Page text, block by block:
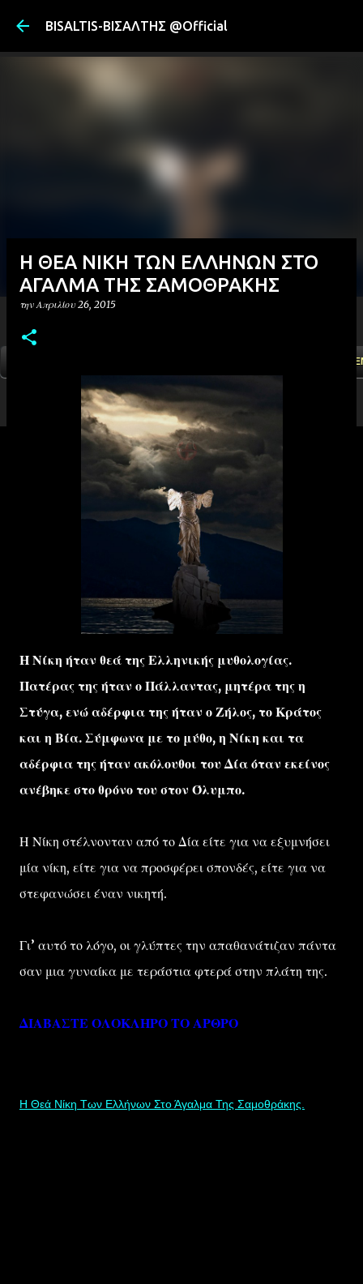
BISALTIS-ΒΙΣΑΛΤΗΣ @Official
Η ΘΕΑ ΝΙΚΗ ΤΩΝ ΕΛΛΗΝΩΝ ΣΤΟ
ΑΓΑΛΜΑ ΤΗΣ ΣΑΜΟΘΡΑΚΗΣ
τηνΑπριλίου 26, 2015
Η Νίκη ήταν θεά της Ελληνικής μυθολογίας.
Πατέρας της ήταν ο Πάλλαντας, μητέρα της η
Στύγα, ενώ αδέρφια της ήταν ο Ζήλος, το Κράτος
και η Βία. Σύμφωνα με το μύθο, η Νίκη και τα
αδέρφια της ήταν ακόλουθοι του Δία όταν εκείνος
ανέβηκε στο θρόνο του στον Όλυμπο.
Η Νίκη στέλνονταν από το Δία είτε για να εξυμνήσει
μία νίκη, είτε για να προσφέρει σπονδές, είτε για να
στεφανώσει έναν νικητή.
Γι’ αυτό το λόγο, οι γλύπτες την απαθανάτιζαν πάντα
σαν μια γυναίκα με τεράστια φτερά στην πλάτη της.
ΔΙΑΒΑΣΤΕ ΟΛΟΚΛΗΡΟ ΤΟ ΑΡΘΡΟ
Η Θεά Νίκη Των Ελλήνων Στο Άγαλμα Της Σαμοθράκης.